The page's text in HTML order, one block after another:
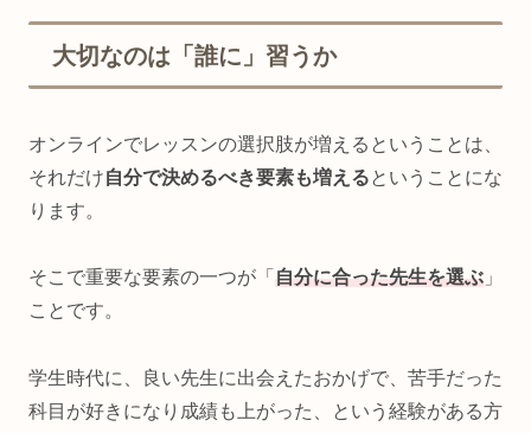
大切なのは「誰に」習うか
オンラインでレッスンの選択肢が増えるということは、
それだけ自分で決めるべき要素も増えるということにな
ります。
そこで重要な要素の一つが「 自分に合った先生を選ぶ 」
ことです。
学生時代に、良い先生に出会えたおかげで、苦手だった
科目が好きになり成績も上がった、という経験がある方